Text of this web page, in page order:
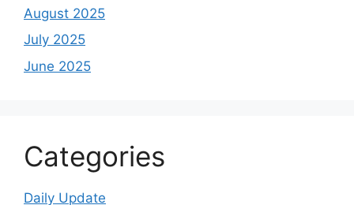
August 2025
July 2025
June 2025
Categories
Daily Update